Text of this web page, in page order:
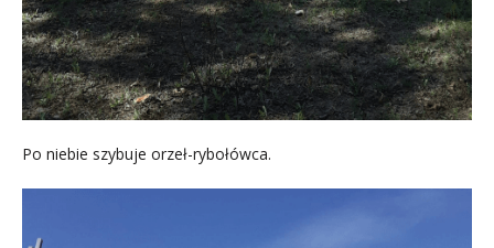
Po niebie szybuje orzeł-rybołówca.